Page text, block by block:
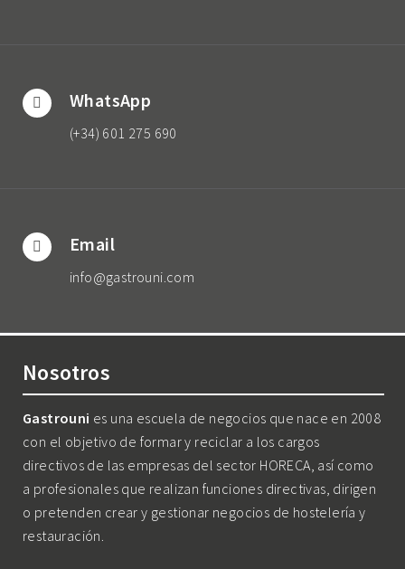
WhatsApp
(+34) 601 275 690
Email
info@gastrouni.com
Nosotros
Gastrouni es una escuela de negocios que nace en 2008
con el objetivo de formar y reciclar a los cargos
directivos de las empresas del sector HORECA, así como
a profesionales que realizan funciones directivas, dirigen
o pretenden crear y gestionar negocios de hostelería y
restauración.